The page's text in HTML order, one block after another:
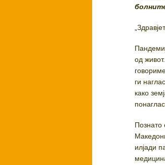
од
ги
како
Познато
илјади